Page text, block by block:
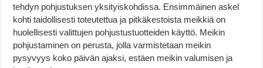
tehdyn pohjustuksen yksityiskohdissa. Ensimmäinen askel
kohti taidollisesti toteutettua ja pitkäkestoista meikkiä on
huolellisesti valittujen pohjustustuotteiden käyttö. Meikin
pohjustaminen on perusta, jolla varmistetaan meikin
pysyvyys koko päivän ajaksi, estäen meikin valumisen ja